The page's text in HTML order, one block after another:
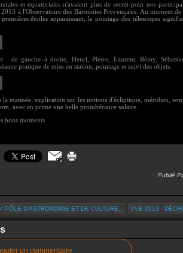
et équatoriales n'avaient plus de secret pour nos
à l'Observatoire des Baronnies Provençales. Au moment
étoiles apparaissant, le pointage des télescopes
: de gauche à droite, Henri, Pierre, Laurent, Rémy,
pratique de mise en station, pointage et suivi des objets.
la matinée, explication sur les notions d'écliptique, méridien,
avec en prime une belle protubérance solaire.
bons moments
Publié
PÔLE D'ASTRONOMIE ET DE CULTURE... VVE 2013 -
un commentaire